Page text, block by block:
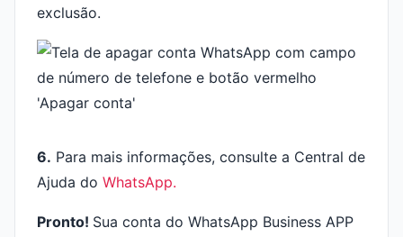
exclusão.
6. Para mais informações, consulte a Central de
Ajuda do WhatsApp.
Pronto! Sua conta do WhatsApp Business APP